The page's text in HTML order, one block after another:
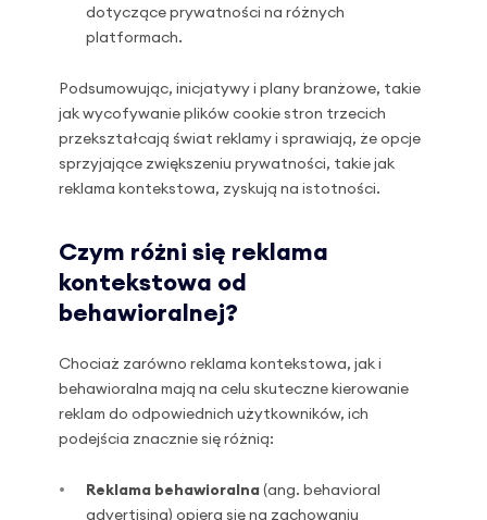
dotyczące prywatności na różnych
platformach.
Podsumowując, inicjatywy i plany branżowe, takie
jak wycofywanie plików cookie stron trzecich
przekształcają świat reklamy i sprawiają, że opcje
sprzyjające zwiększeniu prywatności, takie jak
reklama kontekstowa, zyskują na istotności.
Czym różni się reklama
kontekstowa od
behawioralnej?
Chociaż zarówno reklama kontekstowa, jak i
behawioralna mają na celu skuteczne kierowanie
reklam do odpowiednich użytkowników, ich
podejścia znacznie się różnią:
Reklama behawioralna (ang. behavioral
advertising) opiera się na zachowaniu